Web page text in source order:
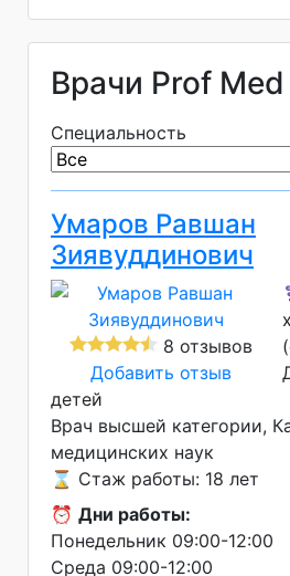
Врачи Prof
Специальность
Умаров Равшан
Зиявуддинович
8 отзывов
Добавить отзыв
детей
Врач высшей категории
медицинских наук
⌛ Стаж работы: 18 лет
⏰ Дни работы:
Понедельник 09:00-12:00
Среда 09:00-12:00